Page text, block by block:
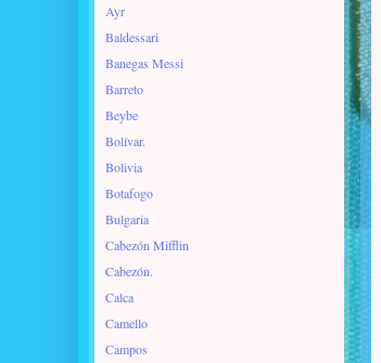
Ayr
Baldessari
Banegas Messi
Barreto
Beybe
Bolívar.
Bolivia
Botafogo
Bulgaria
Cabezón Mifflin
Cabezón.
Calca
Camello
Campos